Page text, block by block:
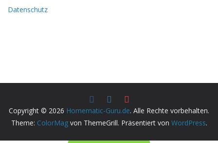
Datenschutz
Copyright © 2026 Homematic-Guru.de. Alle Rechte vorbehalten.
Theme: ColorMagvon ThemeGrill. Präsentiert von WordPress.